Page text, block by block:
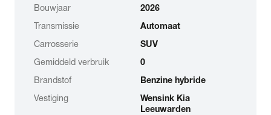
Bouwjaar
2026
Transmissie
Automaat
Carrosserie
SUV
Gemiddeld verbruik
0
Brandstof
Benzine hybride
Vestiging
Wensink Kia
Leeuwarden